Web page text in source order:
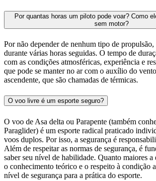
Por quantas horas um piloto pode voar? Como
sem motor?
Por não depender de nenhum tipo de
durante várias horas seguidas. O tempo de
com as condições atmosféricas, experiência e
que pode se manter no ar com o auxílio do
ascendente, que são chamadas de térmicas.
O voo livre é um esporte seguro?
O voo de Asa delta ou Parapente (também
Paraglider) é um esporte radical praticado
voos duplos. Por isso, a segurança é
Além de respeitar as normas de segurança, é
saber seu nível de habilidade. Quanto maiores
o conhecimento teórico e o respeito à condição
nível de segurança para a prática do esporte.